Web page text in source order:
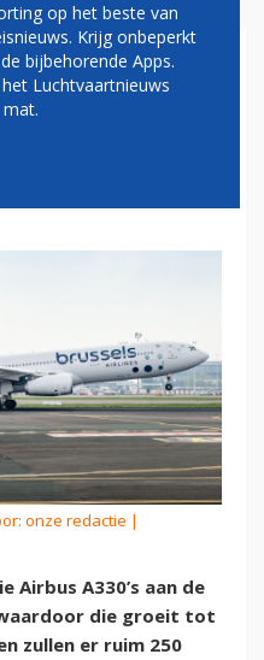
KONDIGT
AAN:
EN NIEUWE
onze redactie |
Airbus A330’s aan de
die groeit tot
zullen er ruim 250
op het beste van
Krijg onbeperkt
bijbehorende Apps.
Luchtvaartnieuws